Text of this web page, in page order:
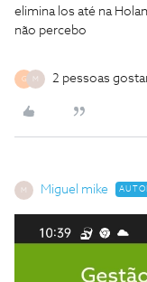
elimina los até na
não percebo
G M 2 pessoas
M Miguel mike